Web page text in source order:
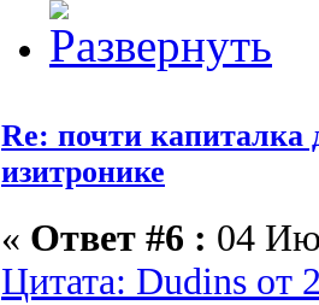
Re: почти капиталка
изитронике
« Ответ #6 : 04
Цитата: Dudins от